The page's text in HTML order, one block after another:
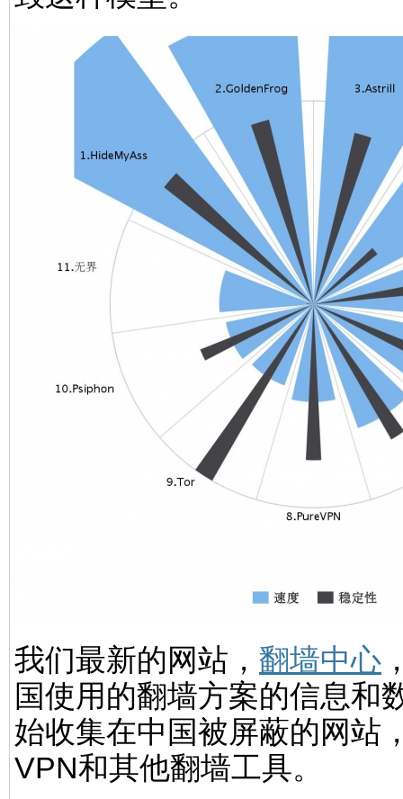
我们最新的网站， 翻墙中心
国使用的翻墙方案的信息和
始收集在中国被屏蔽的网站
VPN和其他翻墙工具。